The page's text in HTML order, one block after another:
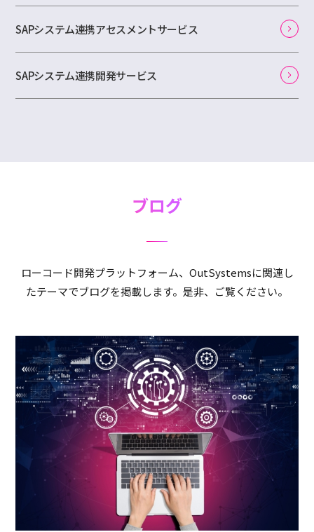
SAPシステム連携アセスメントサービス
SAPシステム連携開発サービス
ブログ
ローコード開発プラットフォーム、OutSystemsに関連し
たテーマでブログを掲載します。是非、ご覧ください。